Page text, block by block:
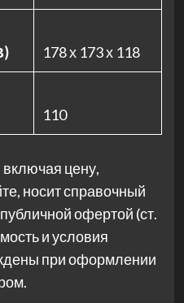
178 х 173 х 118
110
цену,
носит справочный
офертой (ст.
и условия
при оформлении